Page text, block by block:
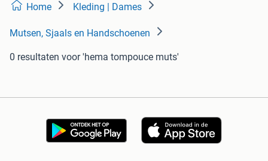
Home Kleding | Dames
Mutsen, Sjaals en Handschoenen
0 resultaten voor 'hema tompouce muts'